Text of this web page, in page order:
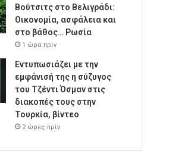
Βούτσιτς στο Βελιγράδι:
Οικονομία, ασφάλεια και
στο βάθος… Ρωσία
1 ώρα πρίν
Εντυπωσιάζει με την
εμφάνισή της η σύζυγος
του Τζέντι Όσμαν στις
διακοπές τους στην
Τουρκία, βίντεο
2 ώρες πρίν